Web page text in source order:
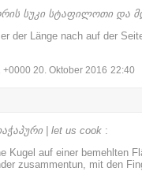
სუკი სტაფილოთი და
der Länge nach auf der
20. Oktober 2016 22:40
| let us cook :
auf einer bemehlten
zusammentun, mit den